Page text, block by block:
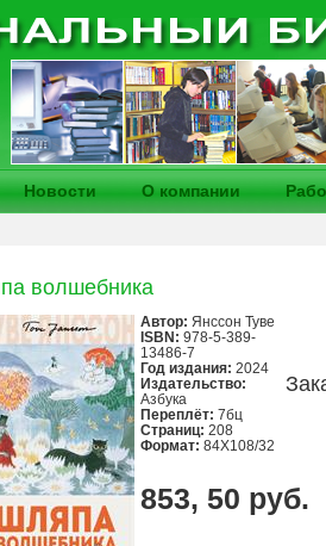
Новости О компании
волшебника
Автор: Янссон Туве
ISBN: 978-5-389-
13486-7
Год издания: 2024
Издательство:
Азбука
Переплёт: 7бц
Страниц: 208
Формат: 84X108/32
853, 50 руб.